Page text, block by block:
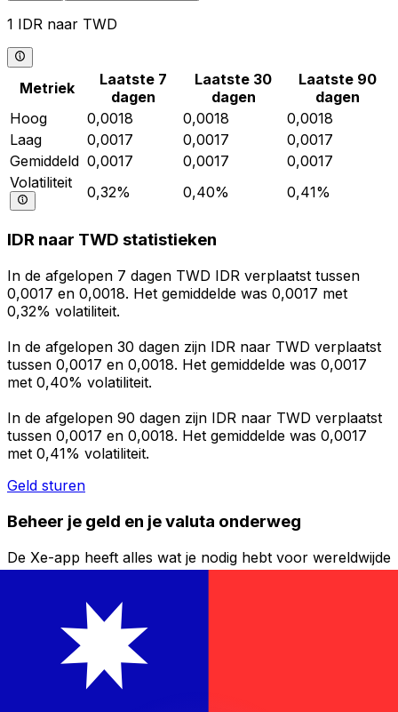
1 IDR naar TWD
Metriek
Laatste 7
dagen
Laatste 30
dagen
Laatste 90
dagen
Hoog
0,0018 0,0018
0,0018
Laag
0,0017 0,0017
0,0017
Gemiddeld 0,0017 0,0017
0,0017
Volatiliteit
0,32% 0,40% 0,41%
IDR naar TWD statistieken
In de afgelopen 7 dagen TWD IDR verplaatst tussen
0,0017 en 0,0018. Het gemiddelde was 0,0017 met
0,32% volatiliteit.
In de afgelopen 30 dagen zijn IDR naar TWD verplaatst
tussen 0,0017 en 0,0018. Het gemiddelde was 0,0017
met 0,40% volatiliteit.
In de afgelopen 90 dagen zijn IDR naar TWD verplaatst
tussen 0,0017 en 0,0018. Het gemiddelde was 0,0017
met 0,41% volatiliteit.
Geld sturen
Beheer je geld en je valuta onderweg
De Xe-app heeft alles wat je nodig hebt voor wereldwijde
geldtransfers en valutabeheer. Wissel valuta's om, stel
buitenland zonder verborgen kosten. Download
vandaag nog!